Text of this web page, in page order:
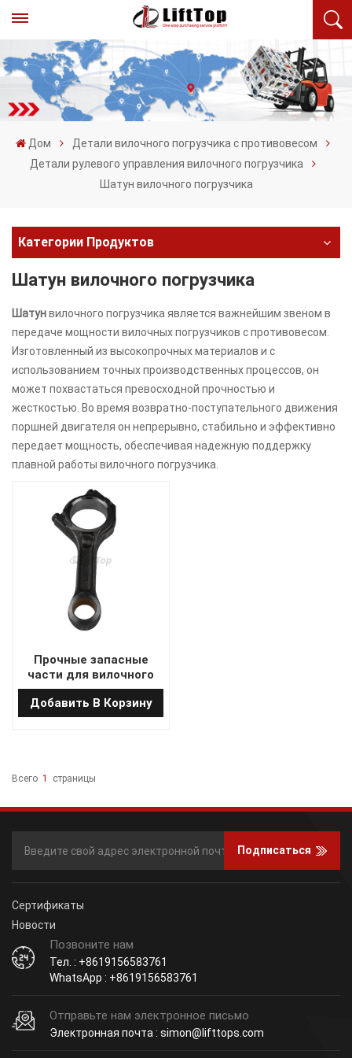
Дом
Детали вилочного погрузчика с противовесом
Детали рулевого управления вилочного погрузчика
Шатун вилочного погрузчика
Категории Продуктов
Шатун вилочного погрузчика
Шатунвилочного погрузчика является важнейшим звеном в
передаче мощности вилочных погрузчиков с противовесом.
Изготовленный из высокопрочных материалов и с
использованием точных производственных процессов, он
может похвастаться превосходной прочностью и
жесткостью. Во время возвратно-поступательного движения
поршней двигателя он непрерывно, стабильно и эффективно
передает мощность, обеспечивая надежную поддержку
плавной работы вилочного погрузчика.
Прочные запасные
части для вилочного
погрузчика шатун 495B-
04200A
Добавить В Корзину
Всего 1 Страницы
Подписаться
Сертификаты
Новости
Позвоните нам
Тел. : +8619156583761
WhatsApp : +8619156583761
Отправьте нам электронное письмо
Электронная почта : simon@lifttops.com